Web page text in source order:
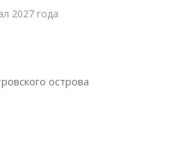
2027 года
острова